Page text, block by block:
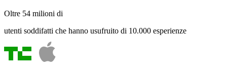
Oltre 54 milioni di
utenti soddifatti che hanno usufruito di 10.000 esperienze